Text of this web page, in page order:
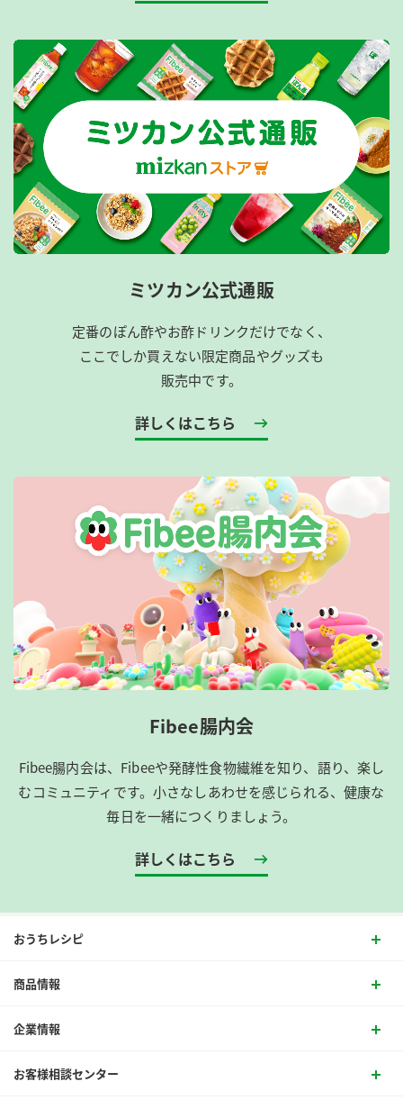
ミツカン公式通販
定番のぽん酢やお酢ドリンクだけでなく、
ここでしか買えない限定商品やグッズも
販売中です。
詳しくはこちら
Fibee腸内会
Fibee腸内会は、​Fibeeや発酵性食物繊維を知り、語り、楽し
むコミュニティです。​小さなしあわせを感じられる、健康な
毎日を一緒につくりましょう。
詳しくはこちら
おうちレシピ
商品情報
企業情報
お客様相談センター